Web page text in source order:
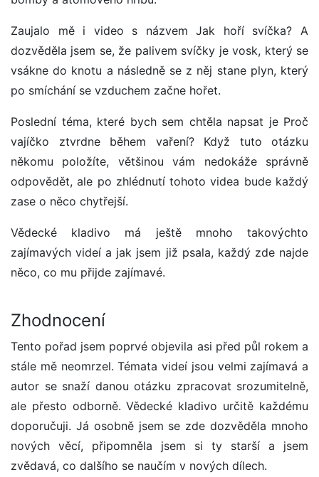
Zaujalo mě i video s názvem Jak hoří svíčka? A
dozvěděla jsem se, že palivem svíčky je vosk, který se
vsákne do knotu a následně se z něj stane plyn, který
po smíchání se vzduchem začne hořet.
Poslední téma, které bych sem chtěla napsat je Proč
vajíčko ztvrdne během vaření? Když tuto otázku
někomu položíte, většinou vám nedokáže správně
odpovědět, ale po zhlédnutí tohoto videa bude každý
zase o něco chytřejší.
Vědecké kladivo má ještě mnoho takovýchto
zajímavých videí a jak jsem již psala, každý zde najde
něco, co mu přijde zajímavé.
Zhodnocení
Tento pořad jsem poprvé objevila asi před půl rokem a
stále mě neomrzel. Témata videí jsou velmi zajímavá a
autor se snaží danou otázku zpracovat srozumitelně,
ale přesto odborně. Vědecké kladivo určitě každému
doporučuji. Já osobně jsem se zde dozvěděla mnoho
nových věcí, připomněla jsem si ty starší a jsem
zvědavá, co dalšího se naučím v nových dílech.